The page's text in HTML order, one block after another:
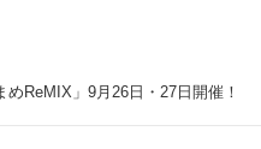
めReMIX」9月26日・27日開催！